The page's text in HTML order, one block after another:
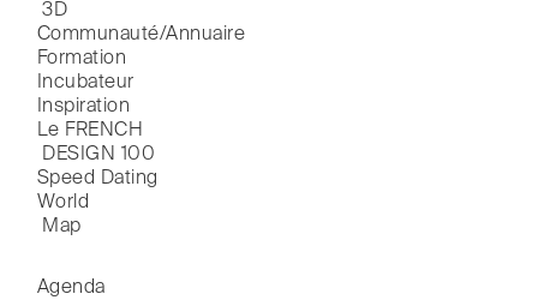
3D
Communauté/Annuaire
Formation
Incubateur
Inspiration
Le FRENCH
DESIGN 100
Speed Dating
World
Map
Agenda